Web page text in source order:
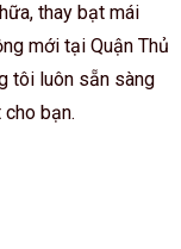
thay bạt mái
mới tại Quận Thủ
tôi luôn sẵn sàng
bạn.